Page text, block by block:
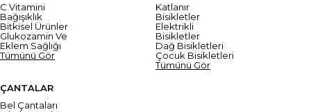
C Vitamini
Bağışıklık
Bitkisel Ürünler
Glukozamin Ve
Eklem Sağlığı
Tümünü Gör
Katlanır
Bisikletler
Elektrikli
Bisikletler
Dağ Bisikletleri
Çocuk Bisikletleri
Tümünü Gör
ÇANTALAR
Bel Çantaları